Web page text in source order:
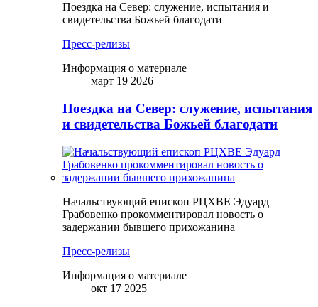
Поездка на Север: служение, испытания и
свидетельства Божьей благодати
Пресс-релизы
Информация о материале
март 19 2026
Поездка на Север: служение, испытания
и свидетельства Божьей благодати
Начальствующий епископ РЦХВЕ Эдуард
Грабовенко прокомментировал новость о
задержании бывшего прихожанина
Пресс-релизы
Информация о материале
окт 17 2025